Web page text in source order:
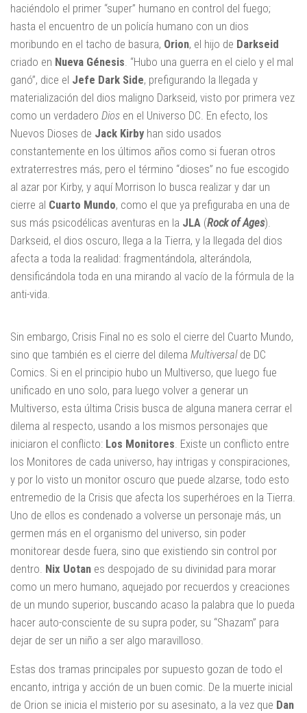
haciéndolo el primer “super” humano en control del fuego;
hasta el encuentro de un policía humano con un dios
moribundo en el tacho de basura, Orion, el hijo de Darkseid
criado en Nueva Génesis . “Hubo una guerra en el cielo y el mal
ganó”, dice el Jefe Dark Side, prefigurando la llegada y
materialización del dios maligno Darkseid, visto por primera vez
como un verdadero Dios en el Universo DC. En efecto, los
Nuevos Dioses de Jack Kirby han sido usados
constantemente en los últimos años como si fueran otros
extraterrestres más, pero el término “dioses” no fue escogido
al azar por Kirby, y aquí Morrison lo busca realizar y dar un
cierre al Cuarto Mundo, como el que ya prefiguraba en una de
sus más psicodélicas aventuras en la JLA (Rock of Ages).
Darkseid, el dios oscuro, llega a la Tierra, y la llegada del dios
afecta a toda la realidad: fragmentándola, alterándola,
densificándola toda en una mirando al vacío de la fórmula de la
anti-vida.
Sin embargo, Crisis Final no es solo el cierre del Cuarto Mundo,
sino que también es el cierre del dilema Multiversalde DC
Comics. Si en el principio hubo un Multiverso, que luego fue
unificado en uno solo, para luego volver a generar un
Multiverso, esta última Crisis busca de alguna manera cerrar el
dilema al respecto, usando a los mismos personajes que
iniciaron el conflicto: Los Monitores . Existe un conflicto entre
los Monitores de cada universo, hay intrigas y conspiraciones,
y por lo visto un monitor oscuro que puede alzarse, todo esto
entremedio de la Crisis que afecta los superhéroes en la Tierra.
Uno de ellos es condenado a volverse un personaje más, un
germen más en el organismo del universo, sin poder
monitorear desde fuera, sino que existiendo sin control por
dentro. Nix Uotan es despojado de su divinidad para morar
como un mero humano, aquejado por recuerdos y creaciones
de un mundo superior, buscando acaso la palabra que lo pueda
hacer auto-consciente de su supra poder, su “Shazam” para
dejar de ser un niño a ser algo maravilloso.
Estas dos tramas principales por supuesto gozan de todo el
encanto, intriga y acción de un buen comic. De la muerte inicial
de Orion se inicia el misterio por su asesinato, a la vez que Dan